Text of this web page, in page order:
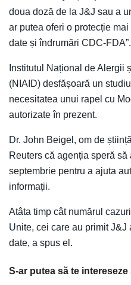
doua doză de la J&J sau a
ar putea oferi o protecție
date și îndrumări CDC-FDA”.
Institutul Național de Alergii
(NIAID) desfășoară un
necesitatea unui rapel cu
autorizate în prezent.
Dr. John Beigel, om de
Reuters că agenția speră
septembrie pentru a ajuta
informații.
Atâta timp cât numărul
Unite, cei care au primit J&J
date, a spus el.
S-ar putea să te intereseze